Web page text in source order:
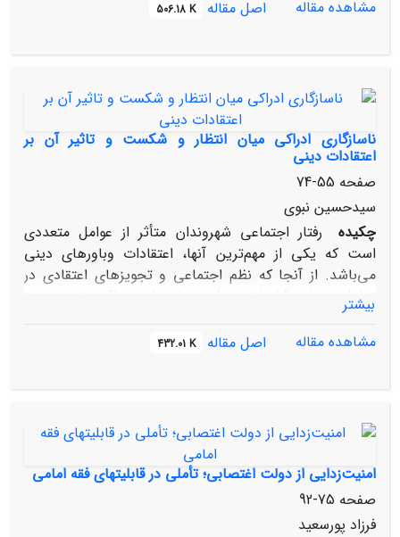
حقیقی‌ و پایدار ناملایمات‌ «گذشته‌» و «اکنون‌» به‌ آینده‌ای‌
به‌ «اراده‌ جمعی‌» اکثریت‌ خردمند بستگی‌ دارد که‌در استفاده‌
بردن‌ یا نبردن‌ از کل‌ یا بخشی‌ از میراث‌ گذشته‌ و نیز نویدهای‌
آینده‌، مختار است‌.
مشاهده مقاله
اصل مقاله 506.18 K
ناسازگاری‌ ادراکی‌ میان‌ انتظار و شکست‌ و تاثیر آن‌ بر
اعتقادات‌ دینی‌
صفحه 55-74
سیدحسین‌ نبوی
چکیده
رفتار اجتماعی‌ شهروندان‌ متأثر از عوامل‌ متعددی‌
است‌ که‌ یکی‌ از مهم‌ترین‌ آنها، اعتقادات‌ وباورهای‌ دینی‌
می‌باشد. از آنجا که‌ نظم‌ اجتماعی‌ و تجویزهای‌ اعتقادی‌ در
تعاملی‌ مداوم‌ قراردارند و فهم‌ ریشه‌ها و عواقب‌ نظم‌، بدون‌
آشنایی‌ با باورهای‌ روان شناختی‌ افراد میسر نیست‌،
مقاله‌حاضر می‌کوشد با نگاهی‌ روان شناختی‌ و جامعه‌
تعامل‌ از این‌ قرار است‌؛ 1- تحلیل‌ رفتار بدون‌ تفهم‌ مبنا و
معنای‌ کنش‌ میسر نیست‌. 2- برخلاف‌ نگاه‌ برخی‌
اندیشمندان‌، در بسیاری‌ از موارد فقر و محرومیت‌ نه‌ باعث‌
ناامنی‌ که‌موجب‌ رضایت‌ می‌شود.
بیشتر
مشاهده مقاله
اصل مقاله 432.01 K
امنیت‌زدایی‌ از دولت‌ اغتصابی‌؛ تأملی‌ در قابلیتهای‌ فقه‌ امامی‌
صفحه 75-92
فرزاد پورسعید